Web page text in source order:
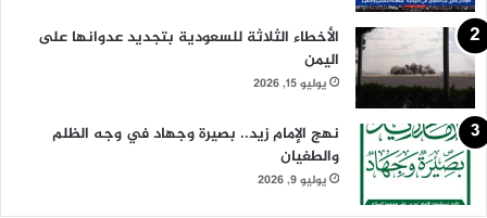
الأخطاء الثلاثة للسعودية بتجديد عدوانها على
اليمن
يوليو 15, 2026
نهج الإمام زيد.. بصيرة وجهاد في وجه الظلم
والطغيان
يوليو 9, 2026